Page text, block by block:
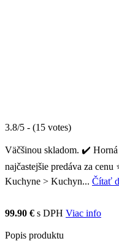
3.8/5 - (15 votes)
Väčšinou skladom. ✔️
najčastejšie predáva za cenu
Kuchyne > Kuchyn... Čítať
99.90 € s DPH Viac info
Popis produktu